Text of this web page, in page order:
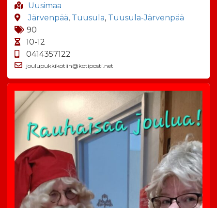
Uusimaa
Järvenpää, Tuusula, Tuusula-Järvenpää
90
10-12
0414357122
joulupukkikotiin@kotiposti.net